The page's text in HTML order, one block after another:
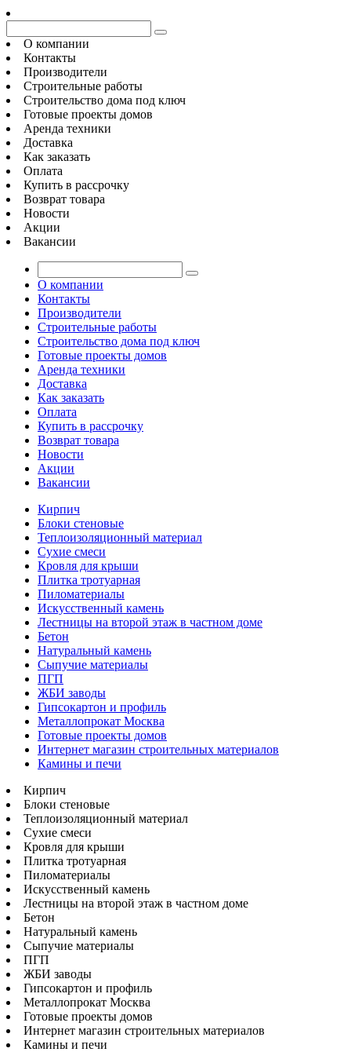
О компании
Контакты
Производители
Строительные работы
Строительство дома под ключ
Готовые проекты домов
Аренда техники
Доставка
Как заказать
Оплата
Купить в рассрочку
Возврат товара
Новости
Акции
Вакансии
О компании
Контакты
Производители
Строительные работы
Строительство дома под ключ
Готовые проекты домов
Аренда техники
Доставка
Как заказать
Оплата
Купить в рассрочку
Возврат товара
Новости
Акции
Вакансии
Кирпич
Блоки стеновые
Теплоизоляционный материал
Сухие смеси
Кровля для крыши
Плитка тротуарная
Пиломатериалы
Искусственный камень
Лестницы на второй этаж в частном доме
Бетон
Натуральный камень
Сыпучие материалы
ПГП
ЖБИ заводы
Гипсокартон и профиль
Металлопрокат Москва
Готовые проекты домов
Интернет магазин строительных материалов
Камины и печи
Кирпич
Блоки стеновые
Теплоизоляционный материал
Сухие смеси
Кровля для крыши
Плитка тротуарная
Пиломатериалы
Искусственный камень
Лестницы на второй этаж в частном доме
Бетон
Натуральный камень
Сыпучие материалы
ПГП
ЖБИ заводы
Гипсокартон и профиль
Металлопрокат Москва
Готовые проекты домов
Интернет магазин строительных материалов
Камины и печи